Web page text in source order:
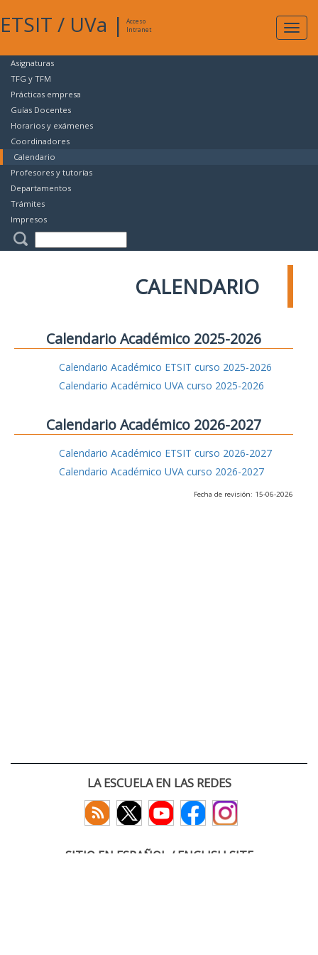
ETSIT / UVa |
Acceso
Intranet
Asignaturas
TFG y TFM
Prácticas empresa
Guías Docentes
Horarios y exámenes
Coordinadores
Calendario
Profesores y tutorías
Departamentos
Trámites
Impresos
CALENDARIO
Calendario Académico 2025-2026
Calendario Académico ETSIT curso 2025-2026
Calendario Académico UVA curso 2025-2026
Calendario Académico 2026-2027
Calendario Académico ETSIT curso 2026-2027
Calendario Académico UVA curso 2026-2027
Fecha de revisión: 15-06-2026
LA ESCUELA EN LAS REDES
SITIO EN ESPAÑOL / ENGLISH SITE